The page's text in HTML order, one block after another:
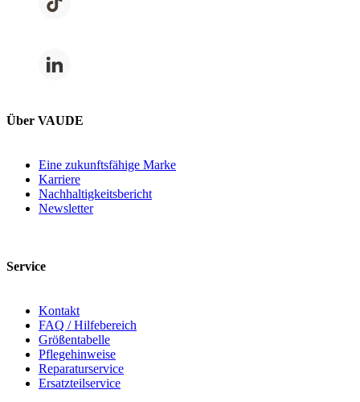
Über VAUDE
Eine zukunftsfähige Marke
Karriere
Nachhaltigkeitsbericht
Newsletter
Service
Kontakt
FAQ / Hilfebereich
Größentabelle
Pflegehinweise
Reparaturservice
Ersatzteilservice